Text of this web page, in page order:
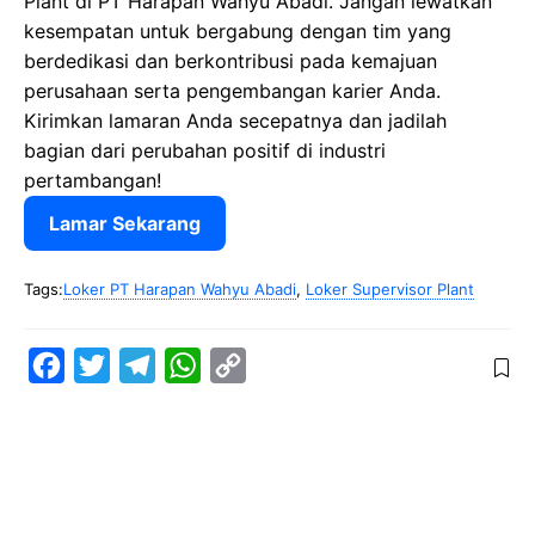
kesempatan untuk bergabung dengan tim yang
berdedikasi dan berkontribusi pada kemajuan
perusahaan serta pengembangan karier Anda.
Kirimkan lamaran Anda secepatnya dan jadilah
bagian dari perubahan positif di industri
pertambangan!
Lamar Sekarang
Tags:Loker PT Harapan Wahyu Abadi, Loker Supervisor Plant
W